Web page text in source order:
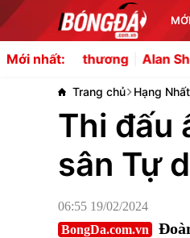
Mới nhất:Alan Shearer trầm trồ
Trang chủ Hạng Nhất
Thi đấu
sân Tự
06:55 19/02/2024
BongDa.com.vn